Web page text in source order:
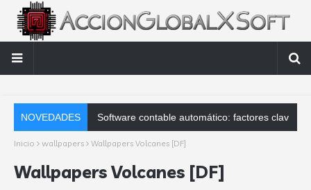
NOVEDADES Software contable automático: factores clave que debes analizar
Inicio wallpapers Wallpapers Volcanes [DF]
Wallpapers Volcanes [DF]